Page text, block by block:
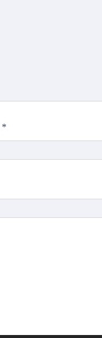
*